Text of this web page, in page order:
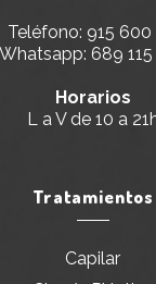
Teléfono: 915 600
Whatsapp: 689
Horarios
L a V de 10 a
Tratamientos
Capilar